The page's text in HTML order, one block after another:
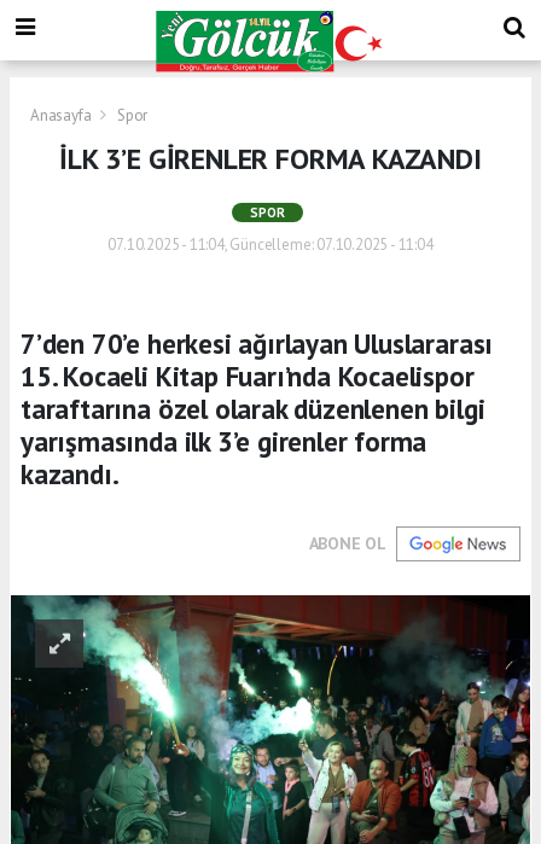
Anasayfa Spor
İLK 3’E GİRENLER FORMA KAZANDI
SPOR
07.10.2025 - 11:04, Güncelleme: 07.10.2025 - 11:04
7’den 70’e herkesi ağırlayan Uluslararası
15. Kocaeli Kitap Fuarı’nda Kocaelispor
taraftarına özel olarak düzenlenen bilgi
yarışmasında ilk 3’e girenler forma
kazandı.
ABONE OL